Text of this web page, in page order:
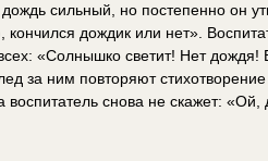
сильный, но постепенно он
дождик или нет».
«Солнышко светит! Нет дождя!
за ним повторяют
воспитатель снова не скажет: